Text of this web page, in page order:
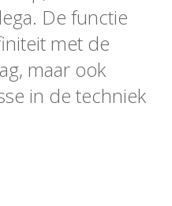
De functie
met de
maar ook
in de techniek